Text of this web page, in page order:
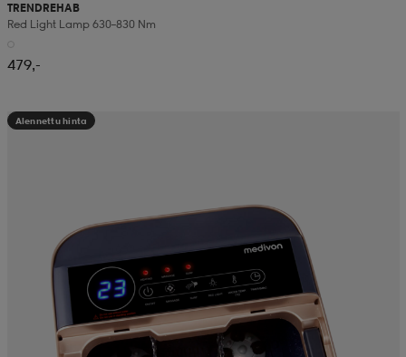
TRENDREHAB
Red Light Lamp 630–830 Nm
479,-
Alennettu hinta